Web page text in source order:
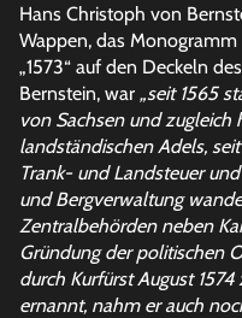
Hans Christoph von
Wappen, das Monogramm
„1573“ auf den Deckeln
Bernstein, war „seit 1565
von Sachsen und zugleich
landständischen Adels,
Trank- und Landsteuer
und Bergverwaltung
Zentralbehörden neben
Gründung der politischen
durch Kurfürst August
ernannt, nahm er auch